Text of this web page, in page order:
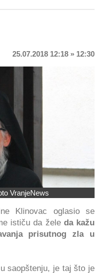
25.07.2018 12:18 » 12:30
VranjeNews
Klinovac oglasio se
ističu da žele da kažu
prisutnog zla u
saopštenju, je taj što je